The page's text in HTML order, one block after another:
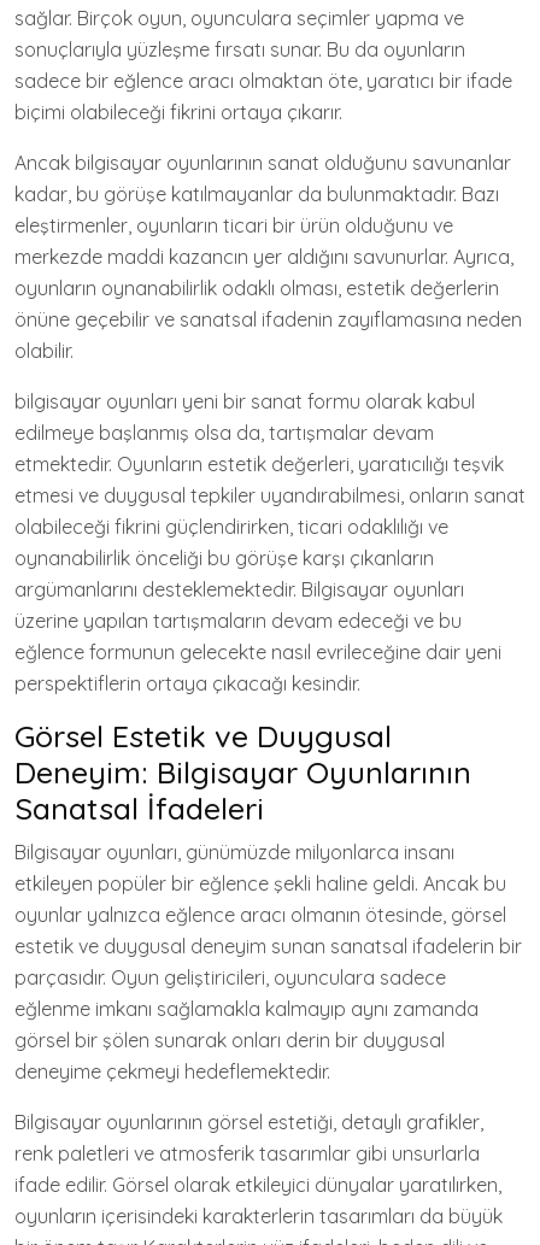
sağlar. Birçok oyun, oyunculara seçimler yapma ve
sonuçlarıyla yüzleşme fırsatı sunar. Bu da oyunların
sadece bir eğlence aracı olmaktan öte, yaratıcı bir ifade
biçimi olabileceği fikrini ortaya çıkarır.
Ancak bilgisayar oyunlarının sanat olduğunu savunanlar
kadar, bu görüşe katılmayanlar da bulunmaktadır. Bazı
eleştirmenler, oyunların ticari bir ürün olduğunu ve
merkezde maddi kazancın yer aldığını savunurlar. Ayrıca,
oyunların oynanabilirlik odaklı olması, estetik değerlerin
önüne geçebilir ve sanatsal ifadenin zayıflamasına neden
olabilir.
bilgisayar oyunları yeni bir sanat formu olarak kabul
edilmeye başlanmış olsa da, tartışmalar devam
etmektedir. Oyunların estetik değerleri, yaratıcılığı teşvik
etmesi ve duygusal tepkiler uyandırabilmesi, onların sanat
olabileceği fikrini güçlendirirken, ticari odaklılığı ve
oynanabilirlik önceliği bu görüşe karşı çıkanların
argümanlarını desteklemektedir. Bilgisayar oyunları
üzerine yapılan tartışmaların devam edeceği ve bu
eğlence formunun gelecekte nasıl evrileceğine dair yeni
perspektiflerin ortaya çıkacağı kesindir.
Görsel Estetik ve Duygusal
Deneyim: Bilgisayar Oyunlarının
Sanatsal İfadeleri
Bilgisayar oyunları, günümüzde milyonlarca insanı
etkileyen popüler bir eğlence şekli haline geldi. Ancak bu
oyunlar yalnızca eğlence aracı olmanın ötesinde, görsel
estetik ve duygusal deneyim sunan sanatsal ifadelerin bir
parçasıdır. Oyun geliştiricileri, oyunculara sadece
eğlenme imkanı sağlamakla kalmayıp aynı zamanda
görsel bir şölen sunarak onları derin bir duygusal
deneyime çekmeyi hedeflemektedir.
Bilgisayar oyunlarının görsel estetiği, detaylı grafikler,
renk paletleri ve atmosferik tasarımlar gibi unsurlarla
ifade edilir. Görsel olarak etkileyici dünyalar yaratılırken,
oyunların içerisindeki karakterlerin tasarımları da büyük